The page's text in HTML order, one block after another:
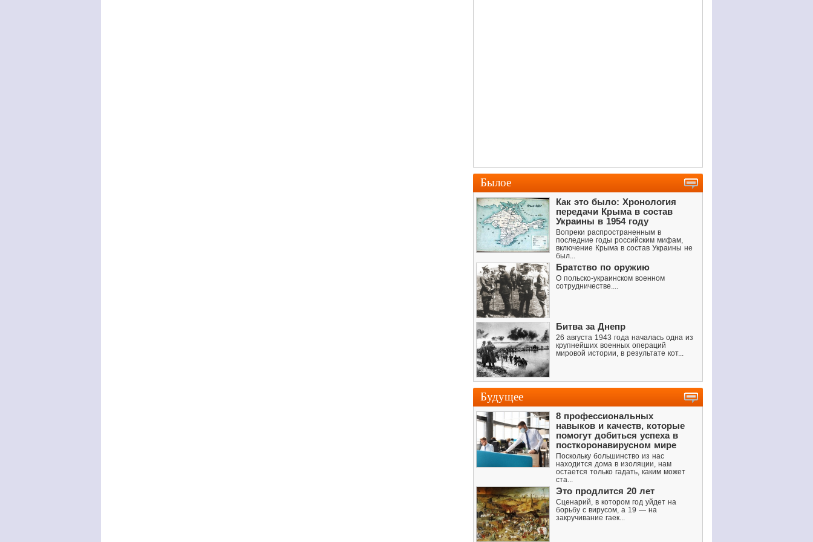
Былое
Как это было: Хронология
передачи Крыма в состав
Украины в 1954 году
Вопреки распространенным в
последние годы российским мифам,
включение Крыма в состав Украины не
был...
Братство по оружию
О польско-украинском военном
сотрудничестве....
Битва за Днепр
26 августа 1943 года началась одна из
крупнейших военных операций
мировой истории, в результате кот...
Будущее
8 профессиональных
навыков и качеств, которые
помогут добиться успеха в
посткоронавирусном мире
Поскольку большинство из нас
находится дома в изоляции, нам
остается только гадать, каким может
ста...
Это продлится 20 лет
Сценарий, в котором год уйдет на
борьбу с вирусом, а 19 — на
закручивание гаек...